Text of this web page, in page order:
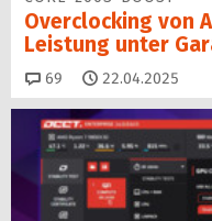
Overclocking von
Leistung unter
69 Kommentare
22.04.2025